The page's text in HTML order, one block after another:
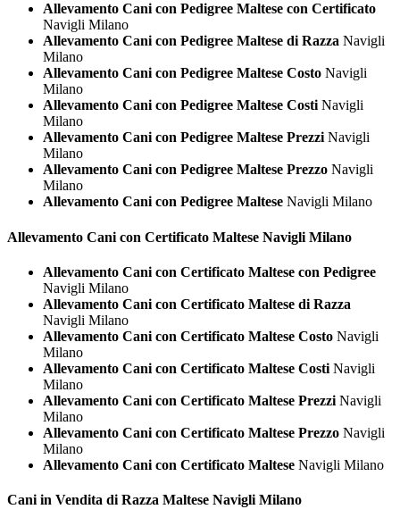
Allevamento Cani con Pedigree Maltese con Certificato
Navigli Milano
Allevamento Cani con Pedigree Maltese di Razza Navigli
Milano
Allevamento Cani con Pedigree Maltese Costo Navigli
Milano
Allevamento Cani con Pedigree Maltese Costi Navigli
Milano
Allevamento Cani con Pedigree Maltese Prezzi Navigli
Milano
Allevamento Cani con Pedigree Maltese Prezzo Navigli
Milano
Allevamento Cani con Pedigree Maltese Navigli Milano
Allevamento Cani con Certificato Maltese Navigli Milano
Allevamento Cani con Certificato Maltese con Pedigree
Navigli Milano
Allevamento Cani con Certificato Maltese di Razza
Navigli Milano
Allevamento Cani con Certificato Maltese Costo Navigli
Milano
Allevamento Cani con Certificato Maltese Costi Navigli
Milano
Allevamento Cani con Certificato Maltese Prezzi Navigli
Milano
Allevamento Cani con Certificato Maltese Prezzo Navigli
Milano
Allevamento Cani con Certificato Maltese Navigli Milano
Cani in Vendita di Razza Maltese Navigli Milano